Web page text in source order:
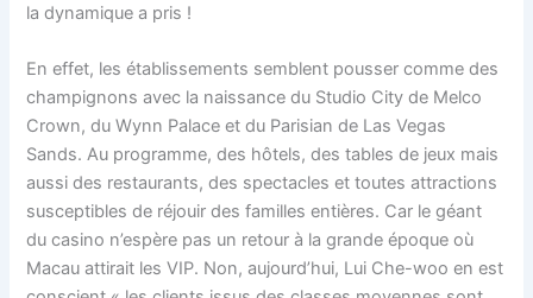
la dynamique a pris !
En effet, les établissements semblent pousser comme des
champignons avec la naissance du Studio City de Melco
Crown, du Wynn Palace et du Parisian de Las Vegas
Sands. Au programme, des hôtels, des tables de jeux mais
aussi des restaurants, des spectacles et toutes attractions
susceptibles de réjouir des familles entières. Car le géant
du casino n’espère pas un retour à la grande époque où
Macau attirait les VIP. Non, aujourd’hui, Lui Che-woo en est